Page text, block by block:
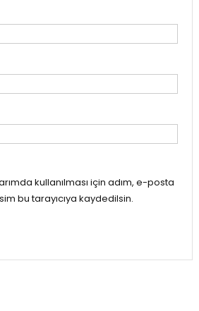
kullanılması için adım, e-posta
bu tarayıcıya kaydedilsin.